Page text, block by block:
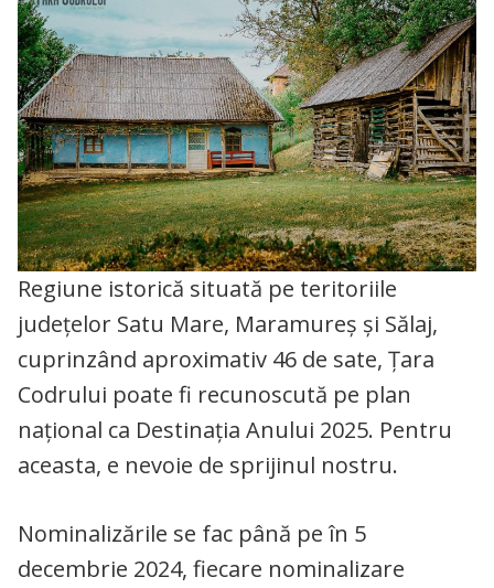
Regiune istorică situată pe teritoriile
județelor Satu Mare, Maramureș și Sălaj,
cuprinzând aproximativ 46 de sate, Țara
Codrului poate fi recunoscută pe plan
național ca Destinația Anului 2025. Pentru
aceasta, e nevoie de sprijinul nostru.
Nominalizările se fac până pe în 5
decembrie 2024, fiecare nominalizare